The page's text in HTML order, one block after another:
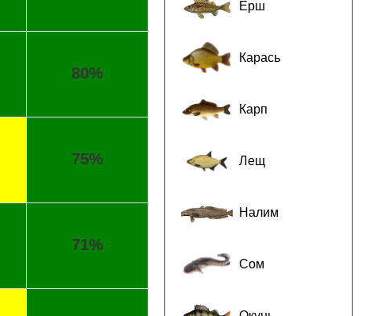
80%
75%
71%
Ерш
Карась
Карп
Лещ
Налим
Сом